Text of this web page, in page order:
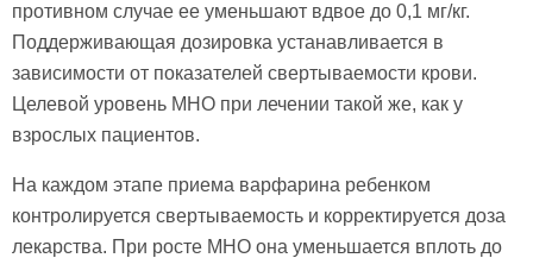
противном случае ее уменьшают вдвое до 0,1 мг/кг.
Поддерживающая дозировка устанавливается в
зависимости от показателей свертываемости крови.
Целевой уровень МНО при лечении такой же, как у
взрослых пациентов.
На каждом этапе приема варфарина ребенком
контролируется свертываемость и корректируется доза
лекарства. При росте МНО она уменьшается вплоть до